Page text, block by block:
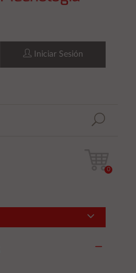
Iniciar Sesión
0